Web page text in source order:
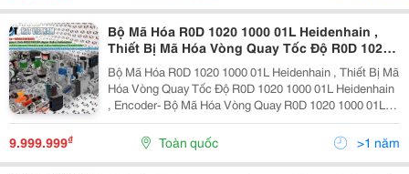
Bộ Mã Hóa R0D 1020 1000 01L Heidenhain ,
Thiết Bị Mã Hóa Vòng Quay Tốc Độ R0D 1020
1000 01L Heidenhain , Encoder- Bộ Mã Hóa
Vòng Quay R0D 1020 1000 01L Heidenhain
Bộ Mã Hóa R0D 1020 1000 01L Heidenhain , Thiết Bị Mã
Hóa Vòng Quay Tốc Độ R0D 1020 1000 01L Heidenhain
, Encoder- Bộ Mã Hóa Vòng Quay R0D 1020 1000 01L
Heidenhain Liên Hệ Để Được Tư Vấn Chi Tiết Và Đặt
9.999.999₫ Toàn quốc >1 năm